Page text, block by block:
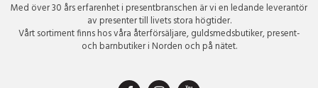
Med över 30 års erfarenhet i presentbranschen är vi en ledande leverantör
av presenter till livets stora högtider.
Vårt sortiment finns hos våra återförsäljare, guldsmedsbutiker, present-
och barnbutiker i Norden och på nätet.